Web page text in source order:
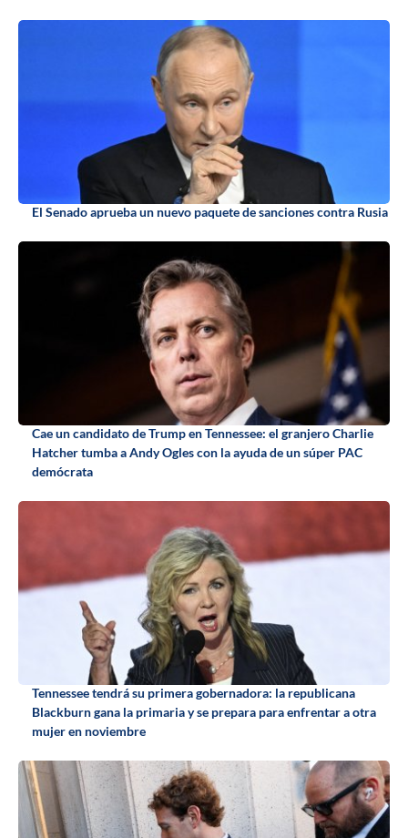
El Senado aprueba un nuevo paquete de sanciones contra Rusia
Cae un candidato de Trump en Tennessee: el granjero Charlie
Hatcher tumba a Andy Ogles con la ayuda de un súper PAC
demócrata
Tennessee tendrá su primera gobernadora: la republicana
Blackburn gana la primaria y se prepara para enfrentar a otra
mujer en noviembre